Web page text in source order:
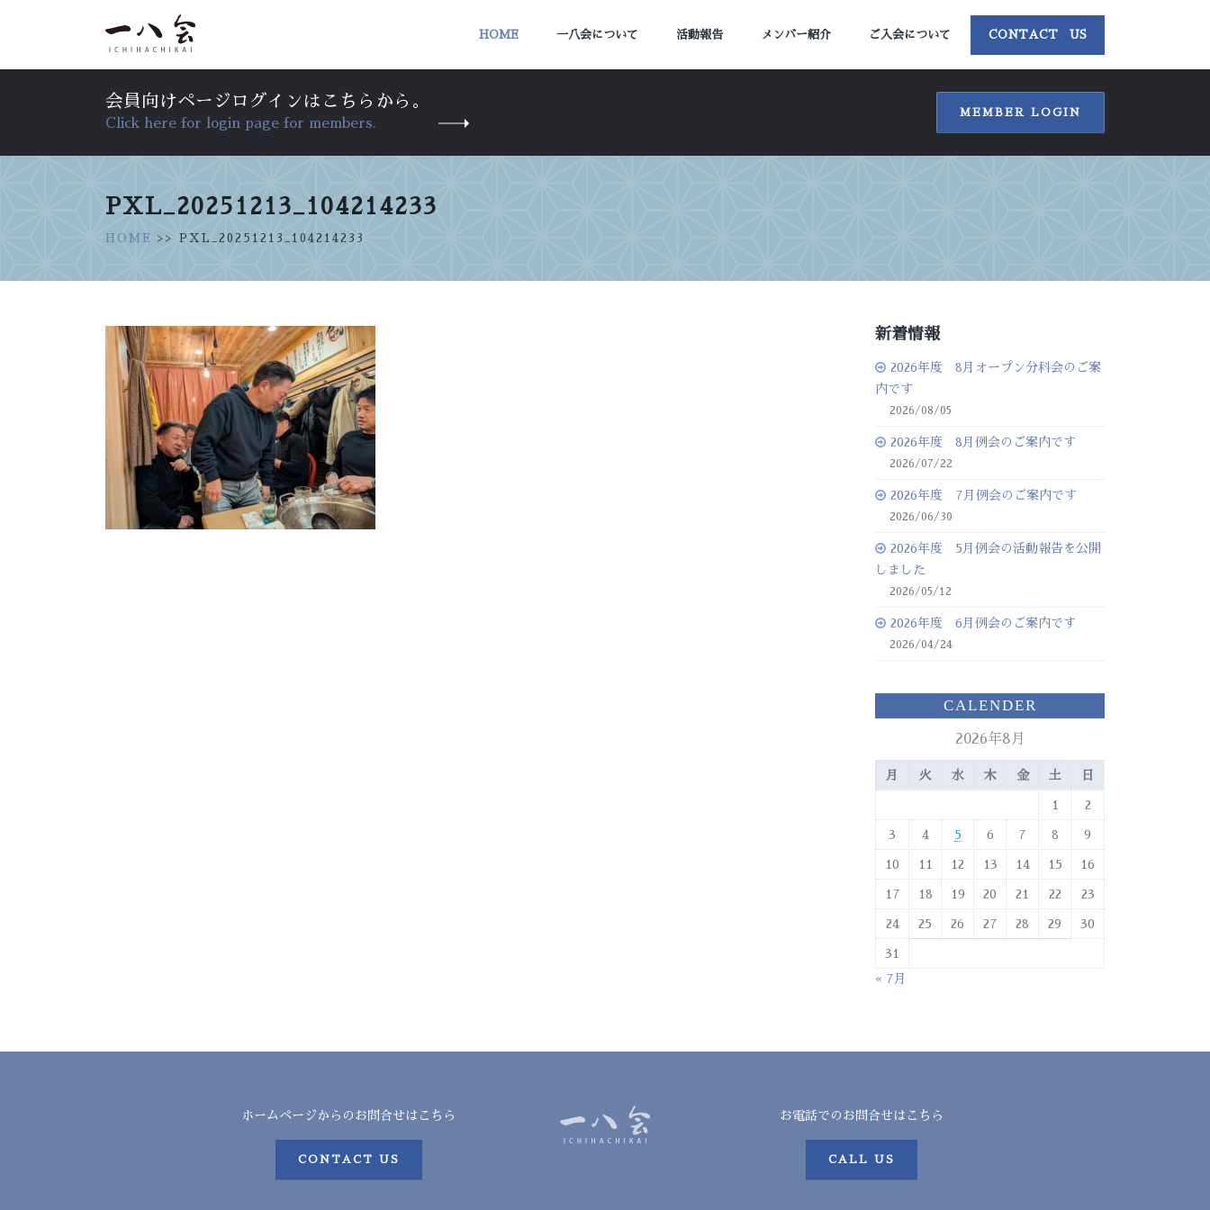
HOME 一八会について 活動報告 メンバー紹介 ご入会について CONTACT US
会員向けページログインはこちらから。
Click here for login page for members.
MEMBER LOGIN
PXL_20251213_104214233
HOME >> PXL_20251213_104214233
新着情報
2026年度 8月オープン分科会のご案
内です
2026/08/05
2026年度 8月例会のご案内です
2026/07/22
2026年度 7月例会のご案内です
2026/06/30
2026年度 5月例会の活動報告を公開
しました
2026/05/12
2026年度 6月例会のご案内です
2026/04/24
CALENDER
2026年8月
月 火 水 木 金 土 日
1 2
3 4 5 6 7 8 9
10 11 12 13 14 15 16
17 18 19 20 21 22 23
24 25 26 27 28 29 30
31
« 7月
ホームページからのお問合せはこちら
CONTACT US
お電話でのお問合せはこちら
CALL US